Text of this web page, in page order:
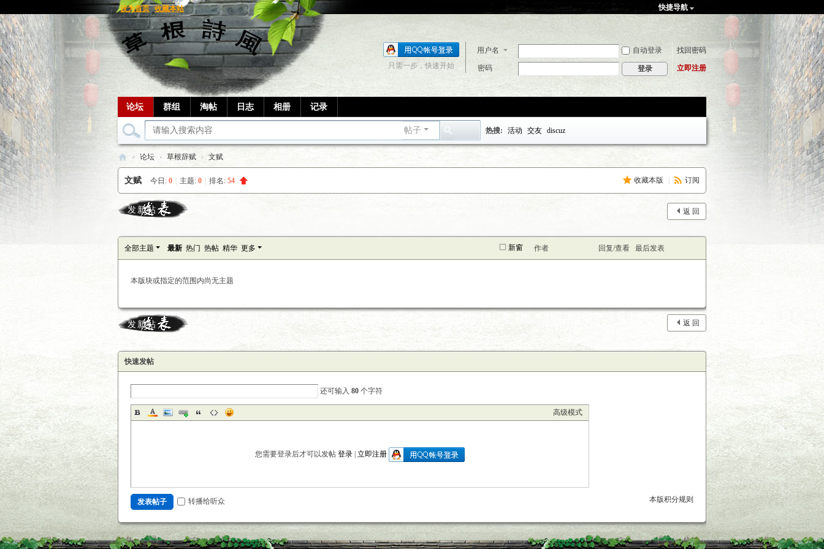
设为首页 收藏本站 快捷导航
用户名 自动登录 找回密码
密码 登录 立即注册
只需一步，快速开始
论坛 群组 淘帖 日志 相册 记录
帖子
搜
索
热搜: 活动 交友 discuz
根
笔
» 论坛 › 草根辞赋 › 文赋
收藏本版 订阅
文赋 今日: 0 主题: 0 排名: 54
返 回
发新帖
新窗
全部主题 最新 热门 热帖 精华 更多 作者 回复/查看 最后发表
本版块或指定的范围内尚无主题
返 回
发新帖
快速发帖
还可输入 80 个字符
高级模式
您需要登录后才可以发帖 登录 立即注册
本版积分规则
发表帖子 转播给听众